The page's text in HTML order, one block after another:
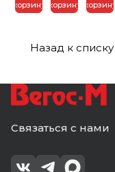
корзину
Москва
корзину
корзину
Назад к списку
Связаться с нами